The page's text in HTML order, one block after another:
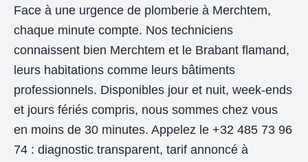
Face à une urgence de plomberie à Merchtem,
chaque minute compte. Nos techniciens
connaissent bien Merchtem et le Brabant flamand,
leurs habitations comme leurs bâtiments
professionnels. Disponibles jour et nuit, week-ends
et jours fériés compris, nous sommes chez vous
en moins de 30 minutes. Appelez le +32 485 73 96
74 : diagnostic transparent, tarif annoncé à